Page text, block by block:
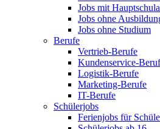
Jobs mit
Jobs ohne
Jobs ohne Studium
Berufe
Vertrieb-Berufe
Kundenservice-
Logistik-Berufe
Marketing-Berufe
IT-Berufe
Schülerjobs
Ferienjobs für